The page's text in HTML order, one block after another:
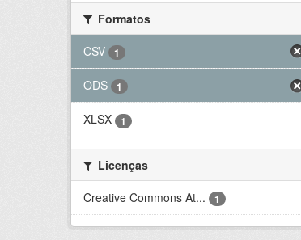
Formatos
CSV
1
ODS 1
XLSX 1
Licenças
Creative Commons At...
1